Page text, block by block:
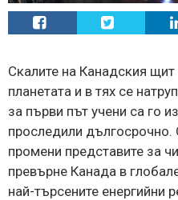
Скалите на Канадския щит
планетата и в тях се
за първи път учени са го
проследили
промени представите за
превърне Канада в
най-търсените енергийни